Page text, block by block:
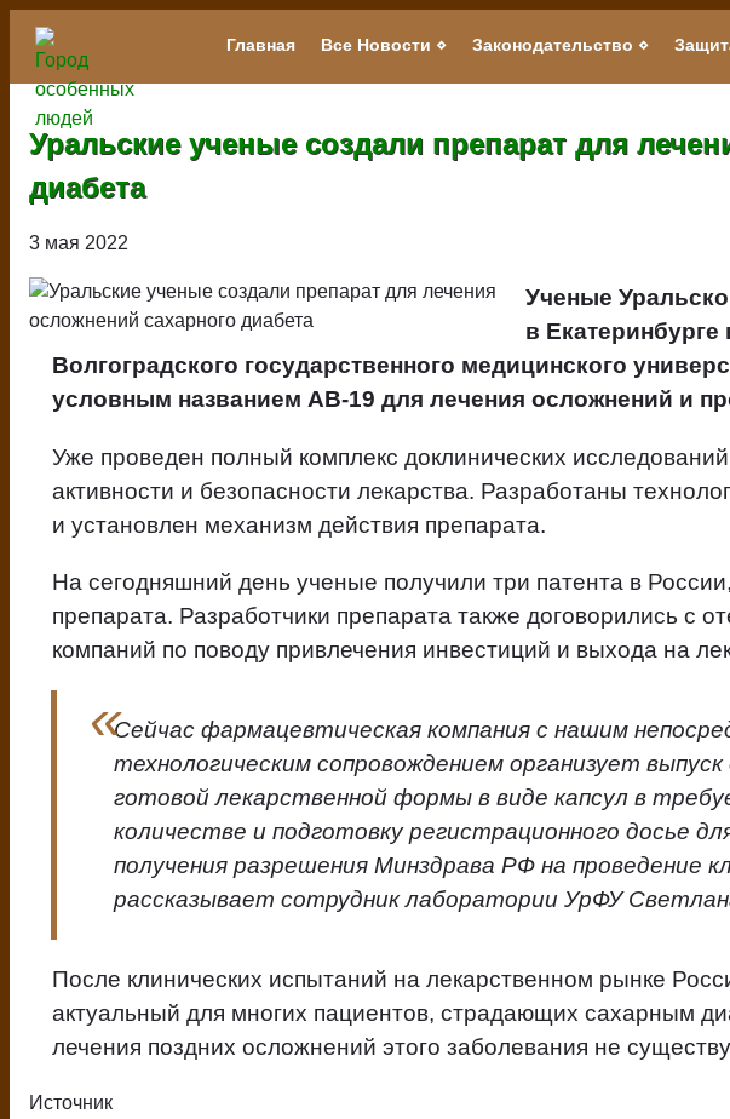
Перейти
основному
содержанию
Главная Все Новости Законодательство
Уральские ученые создали препарат для
диабета
3 мая 2022
Ученые
в Екатеринбурге
Волгоградского государственного медицинского
условным названием АВ-19 для лечения осложнений и
Уже проведен полный комплекс доклинических
активности и безопасности лекарства. Разработаны
и установлен механизм действия препарата.
На сегодняшний день ученые получили три патента в
препарата. Разработчики препарата также договорились с
компаний по поводу привлечения инвестиций и выхода на
Сейчас фармацевтическая компания с нашим
технологическим сопровождением организует
готовой лекарственной формы в виде капсул в
количестве и подготовку регистрационного досье
получения разрешения Минздрава РФ на проведение
рассказывает сотрудник лаборатории УрФУ
После клинических испытаний на лекарственном рынке
актуальный для многих пациентов, страдающих сахарным
лечения поздних осложнений этого заболевания не
Источник